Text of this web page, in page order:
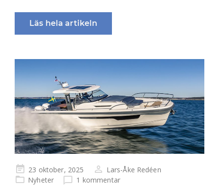
Läs hela artikeln
Publicerad
på
23 oktober, 2025
Lars-Åke Redéen
Nyheter
1 kommentar